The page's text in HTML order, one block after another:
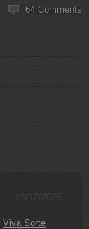
64 Comments
06/12/2026
Viva Sorte